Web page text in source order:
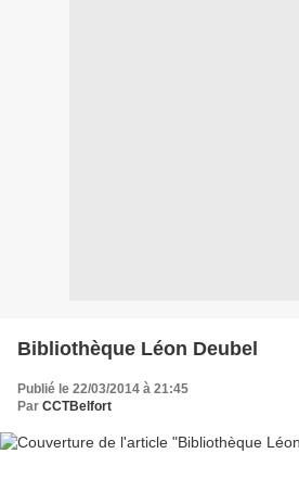
Bibliothèque Léon Deubel
Publié le 22/03/2014 à 21:45
Par CCTBelfort